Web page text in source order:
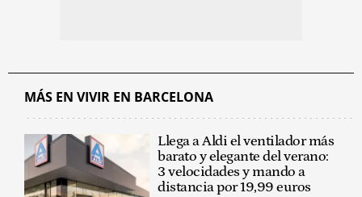
MÁS EN VIVIR EN BARCELONA
Llega a Aldi el ventilador más
barato y elegante del verano:
3 velocidades y mando a
distancia por 19,99 euros